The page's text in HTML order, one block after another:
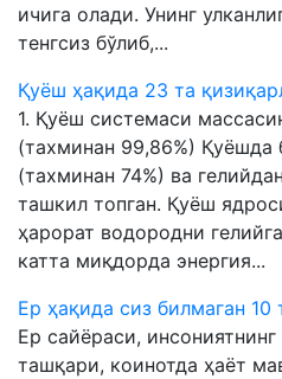
ичига олади. Унинг
тенгсиз бўлиб,...
Қуёш ҳақида 23 та
1. Қуёш системаси
(тахминан 99,86%) Қуёшда
(тахминан 74%) ва
ташкил топган. Қуёш
ҳарорат водородни
катта миқдорда энергия...
Ер ҳақида сиз билмаган 10
Ер сайёраси,
ташқари, коинотда ҳаёт